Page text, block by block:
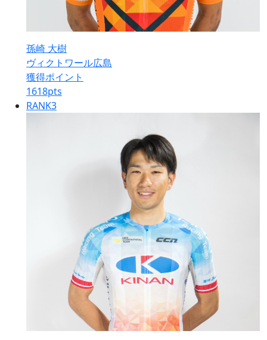
孫崎 大樹
ヴィクトワール広島
獲得ポイント
1618pts
RANK3